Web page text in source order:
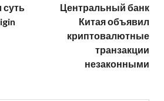
Центральный банк
Китая объявил
криптовалютные
транзакции
незаконными